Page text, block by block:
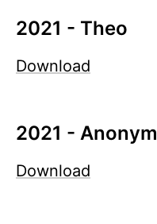
2021 - Theo
Download
2021 - Anonym
Download